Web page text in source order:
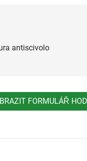
antiscivolo
FORMULÁŘ